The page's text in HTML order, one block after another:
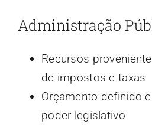
Administração
Recursos
de impostos e taxas
Orçamento definido
poder legislativo